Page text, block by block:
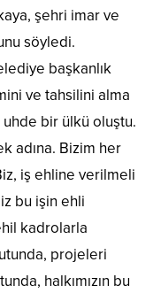
şehri imar ve
söyledi.
başkanlık
ve tahsilini alma
bir ülkü oluştu.
adına. Bizim her
iş ehline verilmeli
bu işin ehli
kadrolarla
projeleri
halkımızın bu